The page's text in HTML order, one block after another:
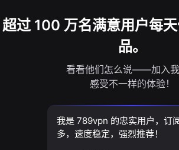
超过 100 万名满意用户每
品。
看看他们怎么说——加入我
感受不一样的体验！
我是 789vpn 的忠实用户，订
多，速度稳定，强烈推荐！